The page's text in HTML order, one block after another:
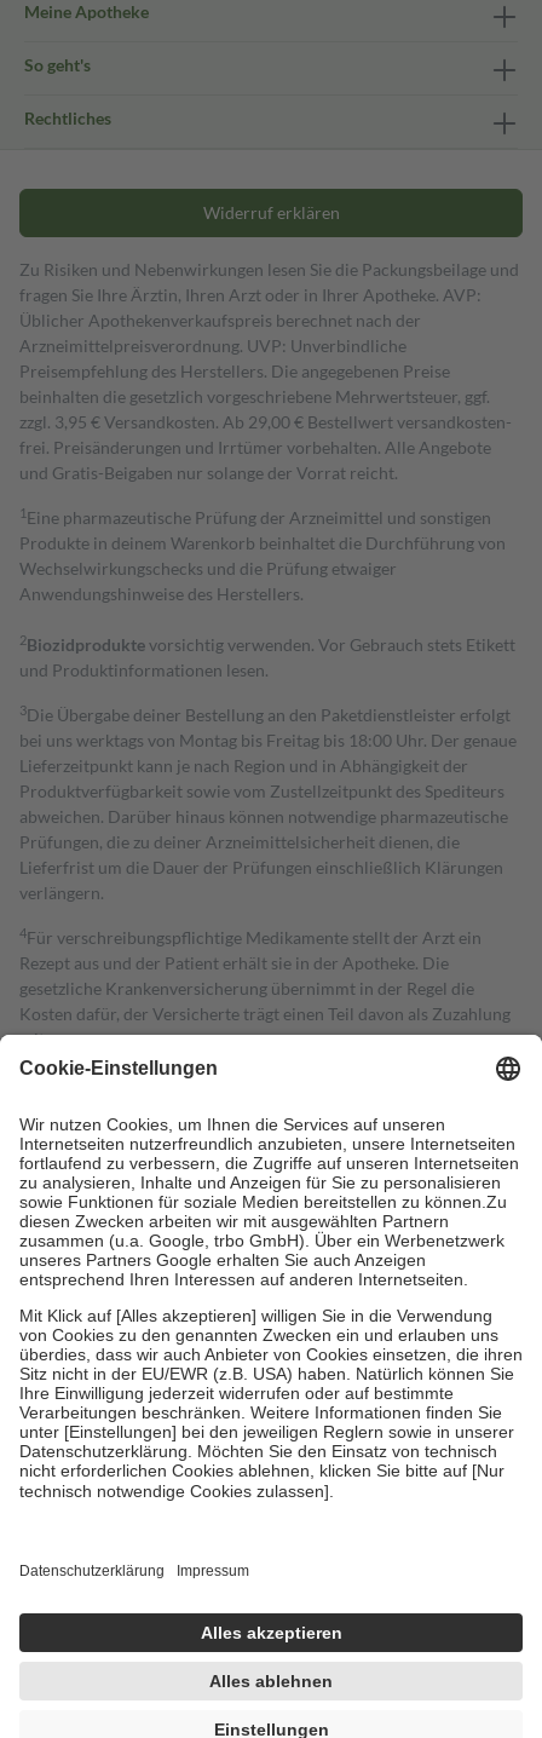
Meine Apotheke
So geht's
Rechtliches
Widerruf erklären
Zu Risiken und Nebenwirkungen lesen Sie die Packungsbeilage und
fragen Sie Ihre Ärztin, Ihren Arzt oder in Ihrer Apotheke. AVP:
Üblicher Apothekenverkaufspreis berechnet nach der
Arzneimittelpreisverordnung. UVP: Unverbindliche
Preisempfehlung des Herstellers. Die angegebenen Preise
beinhalten die gesetzlich vorgeschriebene Mehrwertsteuer, ggf.
zzgl. 3,95 € Versandkosten. Ab 29,00 € Bestell­wert versand­kosten­
frei. Preisänderungen und Irrtümer vorbehalten. Alle Angebote
und Gratis-Beigaben nur solange der Vorrat reicht.
1 Eine pharmazeutische Prüfung der Arzneimittel und sonstigen
Produkte in deinem Warenkorb beinhaltet die Durchführung von
Wechselwirkungschecks und die Prüfung etwaiger
Anwendungshinweise des Herstellers.
2Biozidproduktevorsichtig verwenden. Vor Gebrauch stets Etikett
und Produktinformationen lesen.
3Die Übergabe deiner Bestellung an den Paketdienstleister erfolgt
bei uns werktags von Montag bis Freitag bis 18:00 Uhr. Der genaue
Lieferzeitpunkt kann je nach Region und in Abhängigkeit der
Produktverfügbarkeit sowie vom Zustellzeitpunkt des Spediteurs
abweichen. Darüber hinaus können notwendige pharmazeutische
Prüfungen, die zu deiner Arzneimittelsicherheit dienen, die
Lieferfrist um die Dauer der Prüfungen einschließlich Klärungen
verlängern.
4Für verschreibungspflichtige Medikamente stellt der Arzt ein
Rezept aus und der Patient erhält sie in der Apotheke. Die
gesetzliche Krankenversicherung übernimmt in der Regel die
Kosten dafür, der Versicherte trägt einen Teil davon als Zuzahlung
mit.
Grundsätzlich leisten Mitglieder Zuzahlungen in Höhe von zehn
höchstens zehn Euro.
Es sind jedoch nie mehr als die tatsächlichen
Kosten der Leistung zu entrichten.
Diese Regeln gelten grundsätzlich auch für Online-Apotheken.
Bei Heilmitteln und häuslicher Krankenpflege beträgt die
Zuzahlung zehn Prozent der Kosten sowie zehn Euro je
Verordnung.
Um das Engagement der Versicherten für ihre eigene Gesundheit zu
stärken und die besondere Stellung der Familie zu unterstützen,
fallenkeine Zuzahlungenan bei:
• Kindern und Jugendlichen bis zum vollendeten 18. Lebensjahr
mit Ausnahme der Fahrkosten
• Untersuchungen zur Vorsorge und Früherkennung, die von der
GKV getragen werden
• empfohlenen Schutzimpfungen
• Harn- und Blutteststreifen
getroffen, um sicherzustellen, dass es sich um echte Bewertungen
https://help.etrusted.com/hc/de/articles/4419944605341
Einige Bilder und Inhalte wurden unter Zuhilfenahme künstlicher